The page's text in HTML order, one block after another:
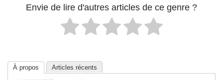
Envie de lire d'autres articles de ce genre ?
À propos Articles récents